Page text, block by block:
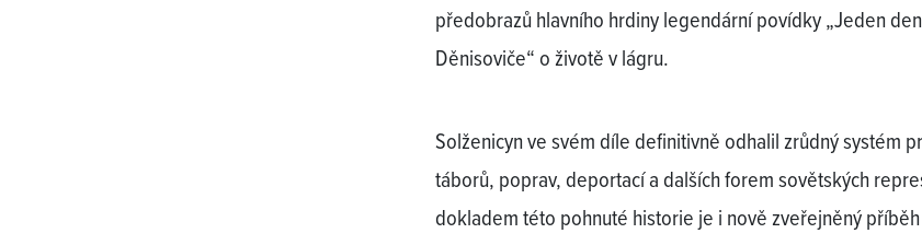
předobrazů hlavního hrdiny legendární povídky „Jeden
Děnisoviče“ o životě v lágru.
Solženicyn ve svém díle definitivně odhalil zrůdný systém
táborů, poprav, deportací a dalších forem sovětských
dokladem této pohnuté historie je i nově zveřejněný příběh